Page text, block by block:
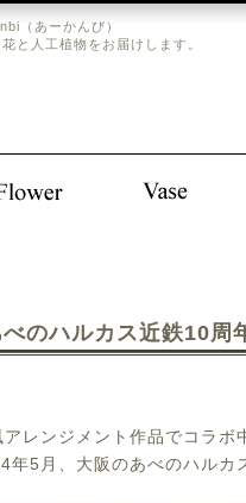
（あーかんび）
と人工植物をお届けします。
のハルカス近鉄10周
アレンジメント作品でコラボ
年5月、大阪のあべのハルカ